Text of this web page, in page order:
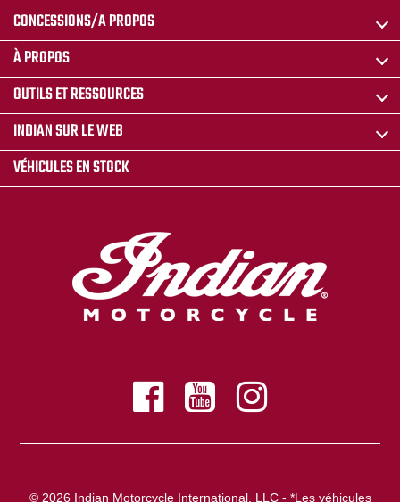
CONCESSIONS/A PROPOS
À PROPOS
OUTILS ET RESSOURCES
INDIAN SUR LE WEB
VÉHICULES EN STOCK
© 2026 Indian Motorcycle International, LLC - *Les véhicules